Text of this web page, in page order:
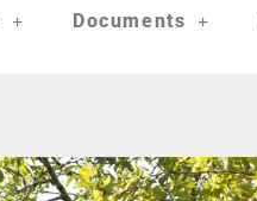
Documents